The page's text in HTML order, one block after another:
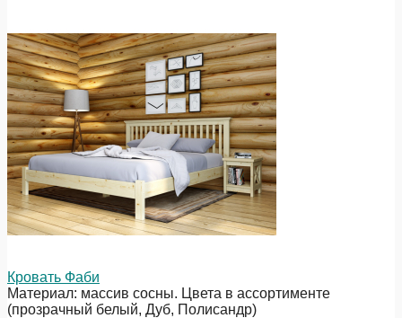
Кровать Фаби
Материал: массив сосны. Цвета в ассортименте
(прозрачный белый, Дуб, Полисандр)